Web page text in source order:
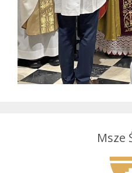
Msze